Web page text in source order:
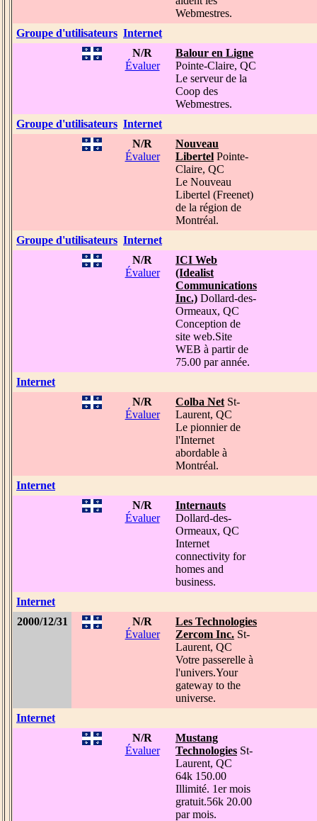
Webmestres.
Groupe d'utilisateurs Internet
N/R
Évaluer
Balour en Ligne
Pointe-Claire, QC
Le serveur de la
Coop des
Webmestres.
Groupe d'utilisateurs Internet
N/R
Évaluer
Nouveau
Libertel Pointe-
Claire, QC
Le Nouveau
Libertel (Freenet)
de la région de
Montréal.
Groupe d'utilisateurs Internet
N/R
Évaluer
ICI Web
(Idealist
Communications
Inc.) Dollard-des-
Ormeaux, QC
Conception de
site web.Site
WEB à partir de
75.00 par année.
Internet
N/R
Évaluer
Colba Net St-
Laurent, QC
Le pionnier de
l'Internet
abordable à
Montréal.
Internet
N/R
Évaluer
Internauts
Dollard-des-
Ormeaux, QC
Internet
connectivity for
homes and
business.
Internet
2000/12/31
N/R
Évaluer
Les Technologies
Zercom Inc. St-
Laurent, QC
Votre passerelle à
l'univers.Your
gateway to the
universe.
Internet
N/R
Évaluer
Mustang
Technologies St-
Laurent, QC
64k 150.00
Illimité. 1er mois
gratuit.56k 20.00
par mois.